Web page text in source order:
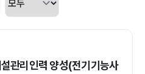
관리인력 양성(전기기능사